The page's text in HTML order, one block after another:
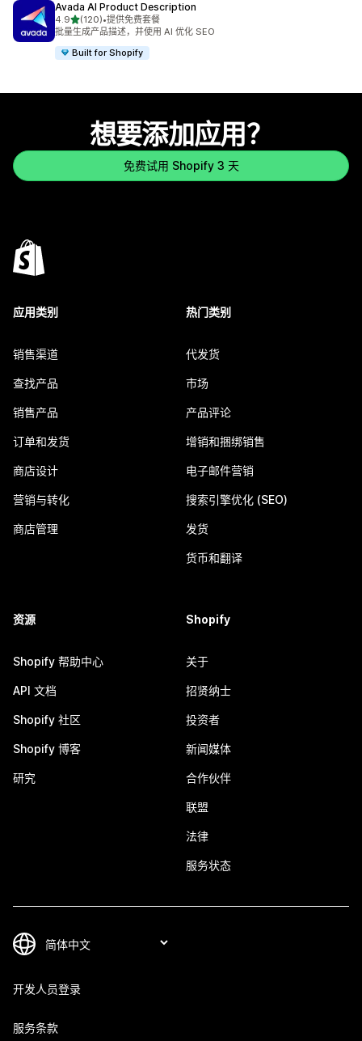
Avada AI Product Description
4.9星（满分 5 星）
(120)
总共 120 条评论
•提供免费套餐
批量生成产品描述，并使用 AI 优化 SEO
Built for Shopify
想要添加应用？
免费试用 Shopify 3 天
应用类别
销售渠道
查找产品
销售产品
订单和发货
商店设计
营销与转化
商店管理
热门类别
代发货
市场
产品评论
增销和捆绑销售
电子邮件营销
搜索引擎优化 (SEO)
发货
货币和翻译
资源
Shopify 帮助中心
API 文档
Shopify 社区
Shopify 博客
研究
Shopify
关于
招贤纳士
投资者
新闻媒体
合作伙伴
联盟
法律
服务状态
开发人员登录
服务条款